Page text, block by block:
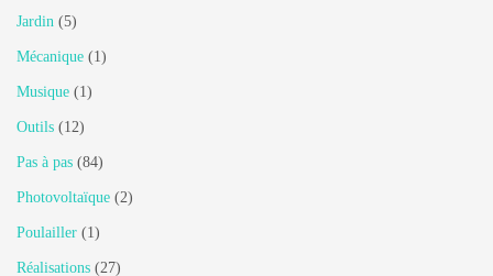
Jardin (5)
Mécanique (1)
Musique (1)
Outils (12)
Pas à pas (84)
Photovoltaïque (2)
Poulailler (1)
Réalisations (27)